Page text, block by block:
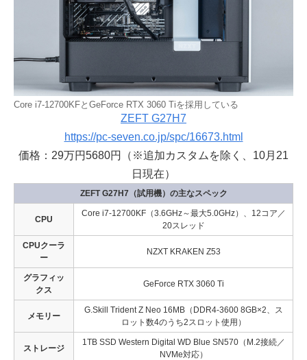
Core i7-12700KFとGeForce RTX 3060 Tiを採用している
ZEFT G27H7
https://pc-seven.co.jp/spc/16673.html
価格：29万円5680円（※追加カスタムを除く、10月21
日現在）
ZEFT G27H7（試用機）の主なスペック
CPU
Core i7-12700KF（3.6GHz～最大5.0GHz）、12コア／
20スレッド
CPUクーラ
ー
NZXT KRAKEN Z53
グラフィッ
クス
GeForce RTX 3060 Ti
メモリー
G.Skill Trident Z Neo 16MB（DDR4-3600 8GB×2、ス
ロット数4のうち2スロット使用）
ストレージ
1TB SSD Western Digital WD Blue SN570（M.2接続／
NVMe対応）